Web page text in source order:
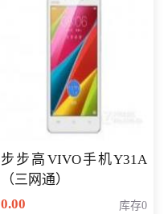
步步高VIVO手机Y31A
（三网通）
0.00
库存0